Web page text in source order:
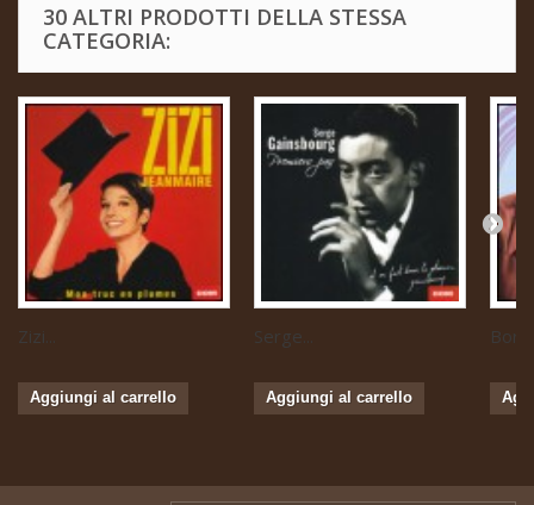
30 ALTRI PRODOTTI DELLA STESSA
CATEGORIA:
Zizi...
Aggiungi al carrello
Serge...
Aggiungi al carrello